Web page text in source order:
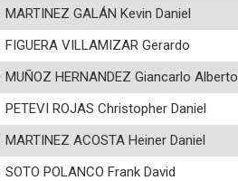
MARTINEZ GALÁN Kevin Daniel
FIGUERA VILLAMIZAR Gerardo
MUÑOZ HERNANDEZ Giancarlo Alberto
PETEVI ROJAS Christopher Daniel
MARTINEZ ACOSTA Heiner Daniel
SOTO POLANCO Frank David